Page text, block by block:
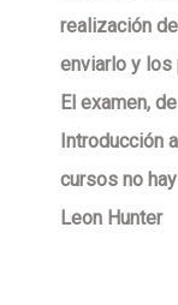
realización
enviarlo y los
El examen,
Introducción
cursos no
Leon Hunter